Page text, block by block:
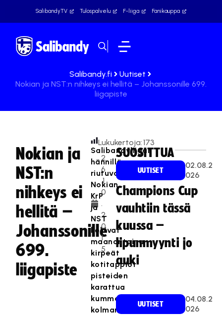
SalibandyTV Tulospalvelu F-liiga Fanikauppa
Salibandy.fi
Uutiset
Nokian ja NST:n nihkeys ei hellitä – Johanssonille 699.
liigapiste
Nokian ja
NST:n
nihkeys ei
hellitä –
Johanssonille
699.
liigapiste
2
6
.1
0
.
2
0
1
5
Lukukertoja:173
Salibandyliigan
hännillä
riutuvat
Nokian
KrP
ja
NST
kokivat
maanantaina
kirpeät
kotitappiot
pisteiden
karattua
kummaltakin
kolmannessa
SUOSITTUA
UUTISET
02.08.2
026
Champions Cup
vauhtiin tässä
kuussa –
lipunmyynti jo
auki
UUTISET
04.08.2
026